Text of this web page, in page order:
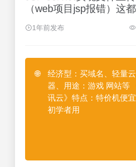
（web项目jsp报错）这
1年前发布
🌐
经济型：买域名、轻量
器、用途：游戏 网站等
讯云》特点：特价机便
初学者用